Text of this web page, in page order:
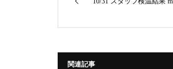
関連記事